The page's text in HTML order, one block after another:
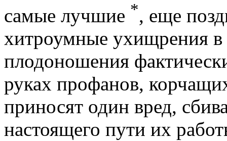
самые лучшие *, еще
хитроумные ухищрения в
плодоношения
руках профанов,
приносят один вред,
настоящего пути их